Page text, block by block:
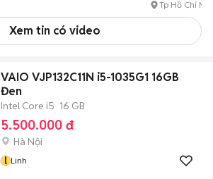
Tp Hồ Chí
Xem tin có video
VAIO VJP132C11N i5-1035G1 16GB
Đen
Intel Core i5 16 GB
5.500.000 đ
Hà Nội
l Linh